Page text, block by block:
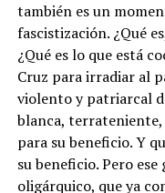
también es un
fascistización. ¿Qué
¿Qué es lo que está
Cruz para irradiar al
violento y patriarcal
blanca, terrateniente,
para su beneficio. Y
su beneficio. Pero
oligárquico, que ya